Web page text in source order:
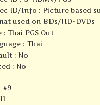
ID/Info : Picture based
used on BDs/HD-DVDs
: Thai PGS Out
: Thai
: No
: No
#9